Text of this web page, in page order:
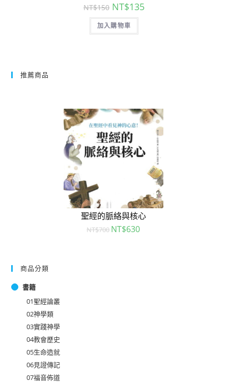
NT$150 NT$135
加入購物車
推薦商品
聖經的脈絡與核心
NT$700 NT$630
商品分類
書籍
01聖經論叢
02神學類
03實踐神學
04教會歷史
05生命造就
06見證傳記
07福音佈道